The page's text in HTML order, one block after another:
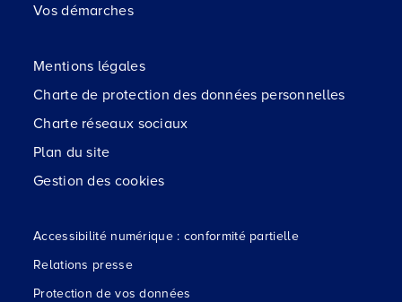
Vos démarches
Mentions légales
Charte de protection des données personnelles
Charte réseaux sociaux
Plan du site
Gestion des cookies
Accessibilité numérique : conformité partielle
Relations presse
Protection de vos données